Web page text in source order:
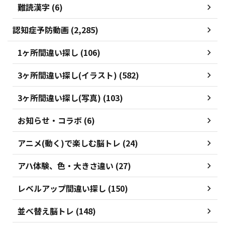
難読漢字 (6)
認知症予防動画 (2,285)
1ヶ所間違い探し (106)
3ヶ所間違い探し(イラスト) (582)
3ヶ所間違い探し(写真) (103)
お知らせ・コラボ (6)
アニメ(動く)で楽しむ脳トレ (24)
アハ体験、色・大きさ違い (27)
レベルアップ間違い探し (150)
並べ替え脳トレ (148)